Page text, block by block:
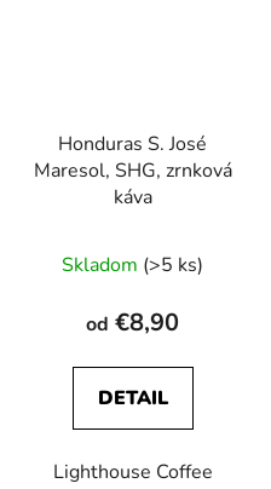
Honduras S. José
Maresol, SHG, zrnková
káva
hodnotenie
produktu
je
5,0
z
hviezdičiek.
Skladom (>5 ks)
od €8,90
DETAIL
Lighthouse Coffee